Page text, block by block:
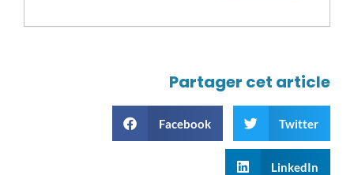
Partager cet article
Facebook Twitter
LinkedIn